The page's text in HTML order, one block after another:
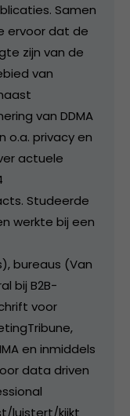
Samen
ervoor dat de
zijn van de
van
van DDMA
o.a. privacy en
actuele
Studeerde
werkte bij een
bureaus (Van
bij B2B-
voor
en inmiddels
data driven
luistert/kijkt